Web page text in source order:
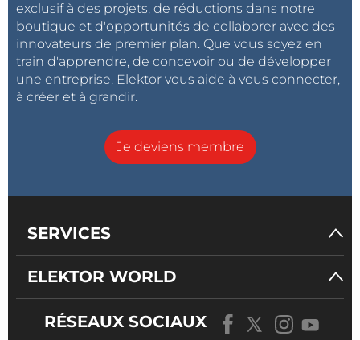
exclusif à des projets, de réductions dans notre
boutique et d'opportunités de collaborer avec des
innovateurs de premier plan. Que vous soyez en
train d'apprendre, de concevoir ou de développer
une entreprise, Elektor vous aide à vous connecter,
à créer et à grandir.
Je deviens membre
SERVICES
ELEKTOR WORLD
RÉSEAUX SOCIAUX